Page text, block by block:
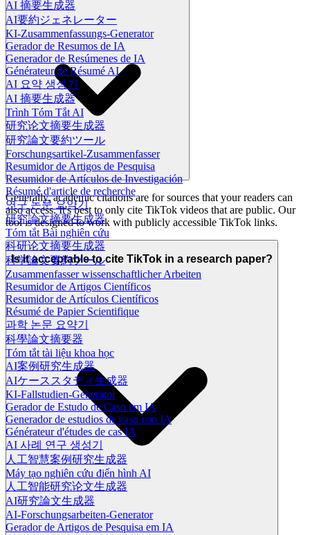
AI 摘要生成器
AI要約ジェネレーター
KI-Zusammenfassungs-Generator
Gerador de Resumos de IA
Generador de Resúmenes de IA
Générateur de Résumé AI
AI 요약 생성기
AI 摘要生成器
Trình Tóm Tắt AI
研究论文摘要生成器
研究論文要約ツール
Forschungsartikel-Zusammenfasser
Resumidor de Artigos de Pesquisa
Resumidor de Artículos de Investigación
Résumé d'article de recherche
연구 논문 요약기
研究論文摘要生成器
Tóm tắt Bài nghiên cứu
科研论文摘要生成器
科学論文要約ツール
Zusammenfasser wissenschaftlicher Arbeiten
Resumidor de Artigos Científicos
Resumidor de Artículos Científicos
Résumé de Papier Scientifique
과학 논문 요약기
科學論文摘要器
Tóm tắt tài liệu khoa học
AI案例研究生成器
AIケーススタディ生成器
KI-Fallstudien-Generator
Gerador de Estudo de Caso em IA
Generador de estudios de caso con IA
Générateur d'études de cas IA
AI 사례 연구 생성기
人工智慧案例研究生成器
Máy tạo nghiên cứu điển hình AI
人工智能研究论文生成器
AI研究論文生成器
AI-Forschungsarbeiten-Generator
Gerador de Artigos de Pesquisa em IA
Generally, academic citations are for sources that your readers can
also access. It's best to only cite TikTok videos that are public. Our
tool is designed to work with publicly accessible TikTok links.
Is it acceptable to cite TikTok in a research paper?